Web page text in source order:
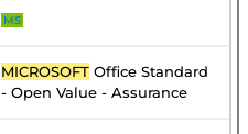
MS
MICROSOFT Office Standard
- Open Value - Assurance